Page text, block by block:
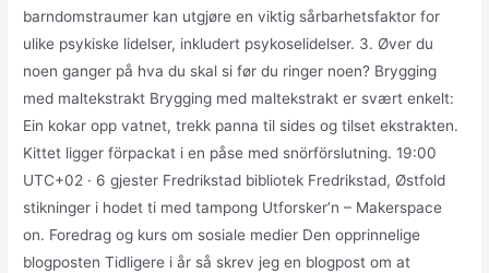
barndomstraumer kan utgjøre en viktig sårbarhetsfaktor for
ulike psykiske lidelser, inkludert psykoselidelser. 3. Øver du
noen ganger på hva du skal si før du ringer noen? Brygging
med maltekstrakt Brygging med maltekstrakt er svært enkelt:
Ein kokar opp vatnet, trekk panna til sides og tilset ekstrakten.
Kittet ligger förpackat i en påse med snörförslutning. 19:00
UTC+02 · 6 gjester Fredrikstad bibliotek Fredrikstad, Østfold
stikninger i hodet ti med tampong Utforsker’n – Makerspace
on. Foredrag og kurs om sosiale medier Den opprinnelige
blogposten Tidligere i år så skrev jeg en blogpost om at